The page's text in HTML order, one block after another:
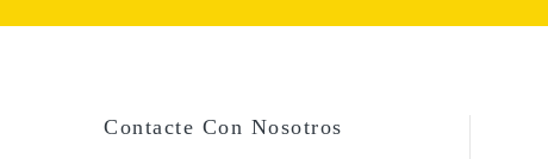
Contacte Con Nosotros